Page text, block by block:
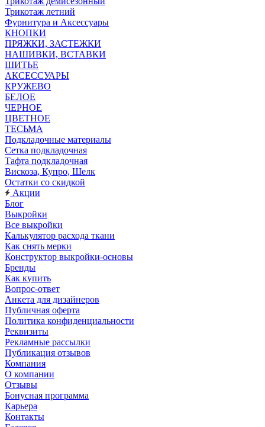
Трикотаж летний
Фурнитура и Аксессуары
КНОПКИ
ПРЯЖКИ, ЗАСТЕЖКИ
НАШИВКИ, ВСТАВКИ
ШИТЬЕ
АКСЕССУАРЫ
КРУЖЕВО
БЕЛОЕ
ЧЕРНОЕ
ЦВЕТНОЕ
ТЕСЬМА
Подкладочные материалы
Сетка подкладочная
Тафта подкладочная
Вискоза, Купро, Шелк
Остатки со скидкой
Акции
Блог
Выкройки
Все выкройки
Калькулятор расхода ткани
Как снять мерки
Конструктор выкройки-основы
Бренды
Как купить
Вопрос-ответ
Анкета для дизайнеров
Публичная оферта
Политика конфиденциальности
Реквизиты
Рекламные рассылки
Публикация отзывов
Компания
О компании
Отзывы
Бонусная программа
Карьера
Контакты